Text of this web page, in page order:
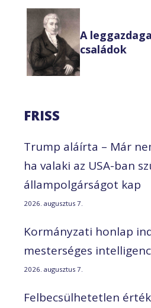
A
családok
FRISS
Trump aláírta – Már
ha valaki az USA-ban
állampolgárságot kap
2026. augusztus 7.
Kormányzati honlap
mesterséges
2026. augusztus 7.
Felbecsülhetetlen